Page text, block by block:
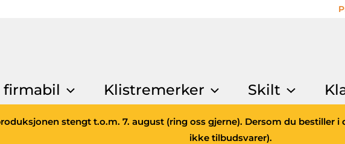
firmabil Klistremerker Skilt
stengt t.o.m. 7. august (ring oss gjerne). Dersom du bestiller
ikke tilbudsvarer).